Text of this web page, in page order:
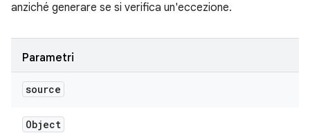
anziché generare se si verifica un'eccezione.
Parametri
source
Object